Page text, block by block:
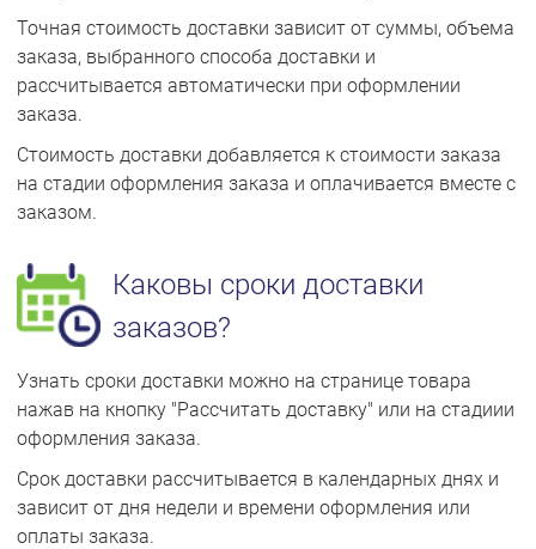
Точная стоимость доставки зависит от суммы, объема
заказа, выбранного способа доставки и
рассчитывается автоматически при оформлении
заказа.
Стоимость доставки добавляется к стоимости заказа
на стадии оформления заказа и оплачивается вместе с
заказом.
Каковы сроки доставки
заказов?
Узнать сроки доставки можно на странице товара
нажав на кнопку "Рассчитать доставку" или на стадиии
оформления заказа.
Срок доставки рассчитывается в календарных днях и
зависит от дня недели и времени оформления или
оплаты заказа.